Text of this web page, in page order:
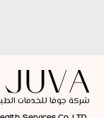
شركة جوفا للخدمات